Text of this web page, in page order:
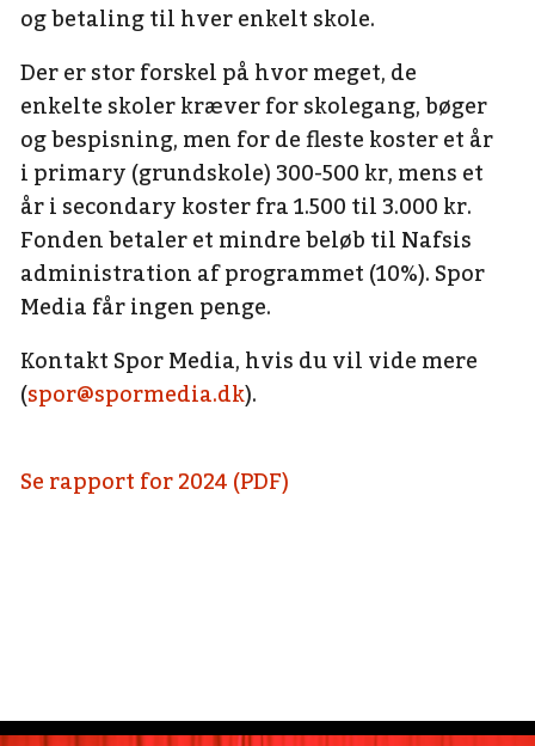
og betaling til hver enkelt skole.
Der er stor forskel på hvor meget, de
enkelte skoler kræver for skolegang, bøger
og bespisning, men for de fleste koster et år
i primary (grundskole) 300-500 kr, mens et
år i secondary koster fra 1.500 til 3.000 kr.
Fonden betaler et mindre beløb til Nafsis
administration af programmet (10%). Spor
Media får ingen penge.
Kontakt Spor Media, hvis du vil vide mere
(spor@spormedia.dk).
Se rapport for 2024 (PDF)